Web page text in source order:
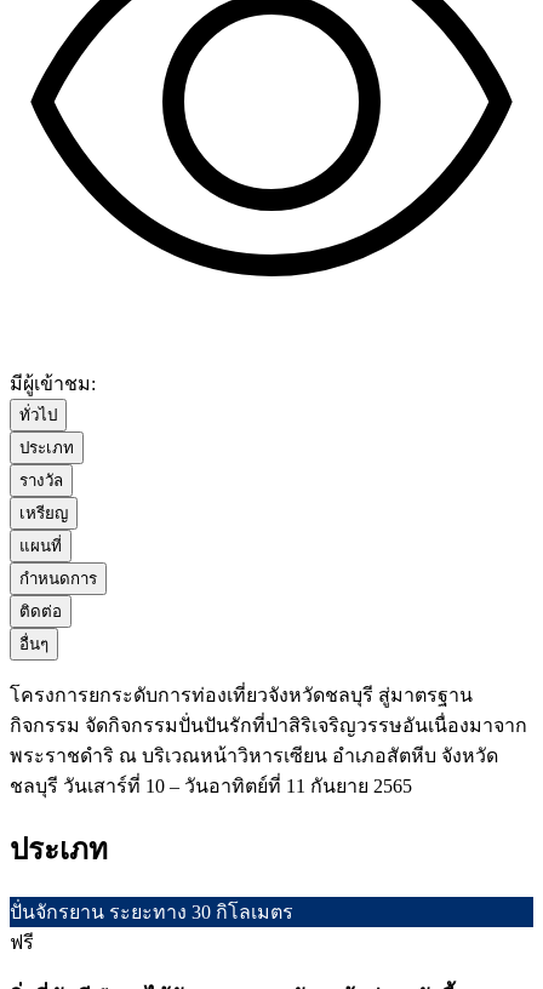
มีผู้เข้าชม:
ทั่วไป
ประเภท
รางวัล
เหรียญ
แผนที่
กำหนดการ
ติดต่อ
อื่นๆ
โครงการยกระดับการท่องเที่ยวจังหวัดชลบุรี สู่มาตรฐาน
กิจกรรม จัดกิจกรรมปั่นปันรักที่ป่าสิริเจริญวรรษอันเนื่องมาจาก
พระราชดำริ ณ บริเวณหน้าวิหารเซียน อำเภอสัตหีบ จังหวัด
ชลบุรี วันเสาร์ที่ 10 – วันอาทิตย์ที่ 11 กันยาย 2565
ประเภท
ปั่นจักรยาน ระยะทาง 30 กิโลเมตร
ฟรี